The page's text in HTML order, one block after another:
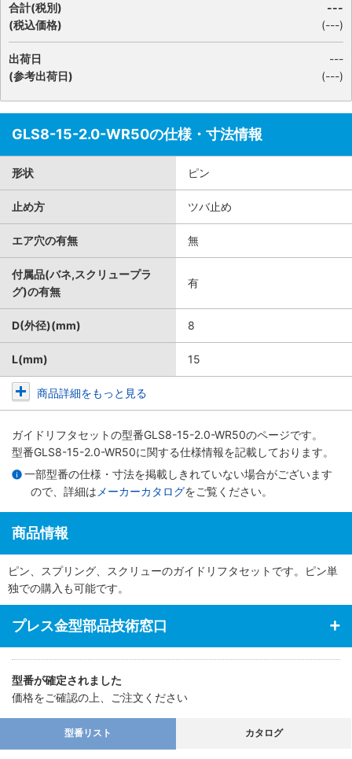
合計(税別)
(税込価格)
---
(---)
出荷日
(参考出荷日)
---
(---)
GLS8-15-2.0-WR50の仕様・寸法情報
形状 ピン
止め方 ツバ止め
エア穴の有無 無
付属品(バネ,スクリュープラ
グ)の有無
有
D(外径)(mm) 8
L(mm) 15
商品詳細をもっと見る
ガイドリフタセットの型番GLS8-15-2.0-WR50のページです。
型番GLS8-15-2.0-WR50に関する仕様情報を記載しております。
一部型番の仕様・寸法を掲載しきれていない場合がございます
ので、詳細は メーカーカタログをご覧ください。
商品情報
ピン、スプリング、スクリューのガイドリフタセットです。ピン単
独での購入も可能です。
プレス金型部品技術窓口
型番が確定されました
価格をご確認の上、ご注文ください
型番リスト カタログ